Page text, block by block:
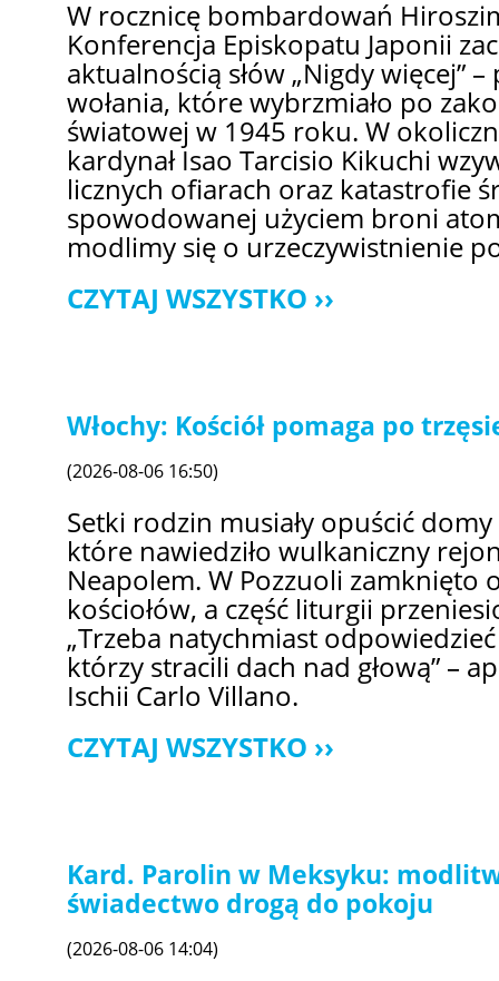
W rocznicę bombardowań
Konferencja Episkopatu Japonii
aktualnością słów „Nigdy więcej”
wołania, które wybrzmiało po
światowej w 1945 roku. W
kardynał Isao Tarcisio Kikuchi
licznych ofiarach oraz katastrofie
spowodowanej użyciem broni
modlimy się o urzeczywistnienie
CZYTAJ WSZYSTKO
Włochy: Kościół pomaga po
(2026-08-06 16:50)
Setki rodzin musiały opuścić
które nawiedziło wulkaniczny
Neapolem. W Pozzuoli zamknięto
kościołów, a część liturgii
„Trzeba natychmiast
którzy stracili dach nad głową” –
Ischii Carlo Villano.
CZYTAJ WSZYSTKO
Kard. Parolin w Meksyku:
świadectwo drogą do pokoju
(2026-08-06 14:04)